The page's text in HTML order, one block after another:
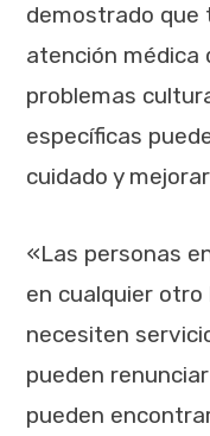
demostrado que
atención médica
problemas
específicas
cuidado y
«Las personas
en cualquier otro
necesiten
pueden
pueden